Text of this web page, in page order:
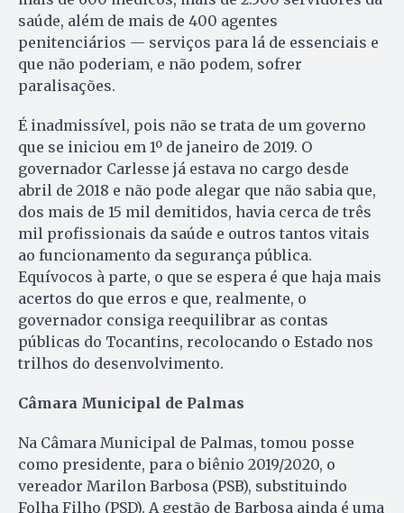
saúde, além de mais de 400 agentes
penitenciários — serviços para lá de essenciais e
que não poderiam, e não podem, sofrer
paralisações.
É inadmissível, pois não se trata de um governo
que se iniciou em 1º de janeiro de 2019. O
governador Carlesse já estava no cargo desde
abril de 2018 e não pode alegar que não sabia que,
dos mais de 15 mil demitidos, havia cerca de três
mil profissionais da saúde e outros tantos vitais
ao funcionamento da segurança pública.
Equívocos à parte, o que se espera é que haja mais
acertos do que erros e que, realmente, o
governador consiga reequilibrar as contas
públicas do Tocantins, recolocando o Estado nos
trilhos do desenvolvimento.
Câmara Municipal de Palmas
Na Câmara Municipal de Palmas, tomou posse
como presidente, para o biênio 2019/2020, o
vereador Marilon Barbosa (PSB), substituindo
Folha Filho (PSD). A gestão de Barbosa ainda é uma